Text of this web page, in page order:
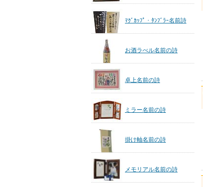
ﾏｸﾞｶｯﾌﾟ・ﾀﾝﾌﾞﾗｰ名前詩
お酒ラべル名前の詩
卓上名前の詩
ミラー名前の詩
掛け軸名前の詩
メモリアル名前の詩